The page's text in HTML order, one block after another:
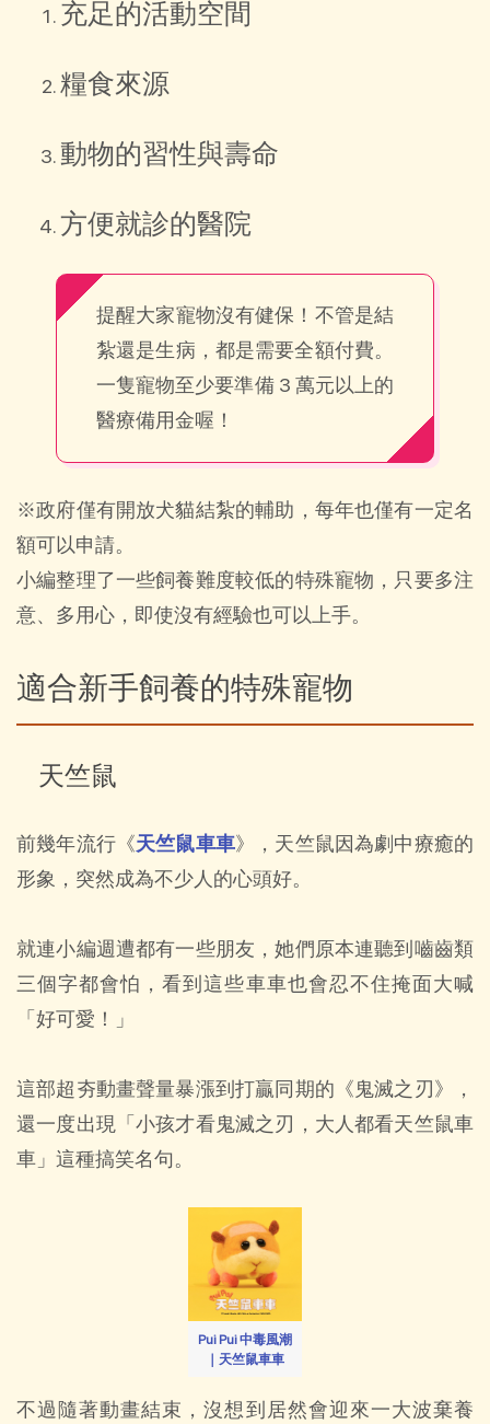
充足的活動空間
糧食來源
動物的習性與壽命
方便就診的醫院
提醒大家寵物沒有健保！不管是結
紮還是生病，都是需要全額付費。
一隻寵物至少要準備 3 萬元以上的
醫療備用金喔！
※政府僅有開放犬貓結紮的輔助，每年也僅有一定名
額可以申請。
小編整理了一些飼養難度較低的特殊寵物，只要多注
意、多用心，即使沒有經驗也可以上手。
適合新手飼養的特殊寵物
天竺鼠
前幾年流行《天竺鼠車車》，天竺鼠因為劇中療癒的
形象，突然成為不少人的心頭好。
就連小編週遭都有一些朋友，她們原本連聽到嚙齒類
三個字都會怕，看到這些車車也會忍不住掩面大喊
「好可愛！」
這部超夯動畫聲量暴漲到打贏同期的《鬼滅之刃》，
還一度出現「小孩才看鬼滅之刃，大人都看天竺鼠車
車」這種搞笑名句。
Pui Pui 中毒風潮
｜天竺鼠車車
不過隨著動畫結束，沒想到居然會迎來一大波棄養